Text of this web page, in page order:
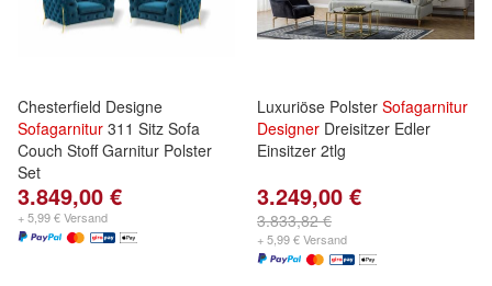
Chesterfield Designe
Sofagarnitur 311 Sitz Sofa
Couch Stoff Garnitur Polster
Set
3.849,00 €
+ 5,99 € Versand
Luxuriöse Polster Sofagarnitur
Designer Dreisitzer Edler
Einsitzer 2tlg
3.249,00 €
3.833,82 €
+ 5,99 € Versand